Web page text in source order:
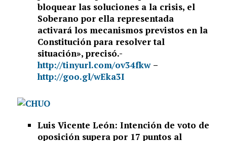
bloquear las soluciones a la crisis, el
Soberano por ella representada
activará los mecanismos previstos en la
Constitución para resolver tal
situación», precisó.-
http://tinyurl.com/ov34fkw –
http://goo.gl/wEka3I
Luis Vicente León: Intención de voto de
oposición supera por 17 puntos al